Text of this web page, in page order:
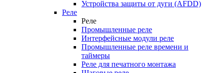
Устройства защиты от дуги (AFDD)
Реле
Реле
Промышленные реле
Интерфейсные модули реле
Промышленные реле времени и
таймеры
Реле для печатного монтажа